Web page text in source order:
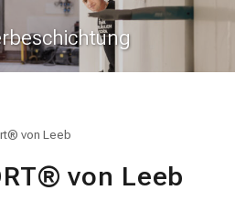
von Leeb
von Leeb